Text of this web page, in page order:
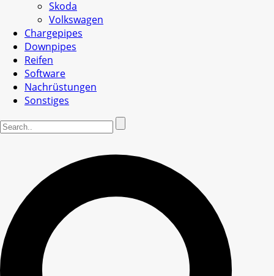
Skoda
Volkswagen
Chargepipes
Downpipes
Reifen
Software
Nachrüstungen
Sonstiges